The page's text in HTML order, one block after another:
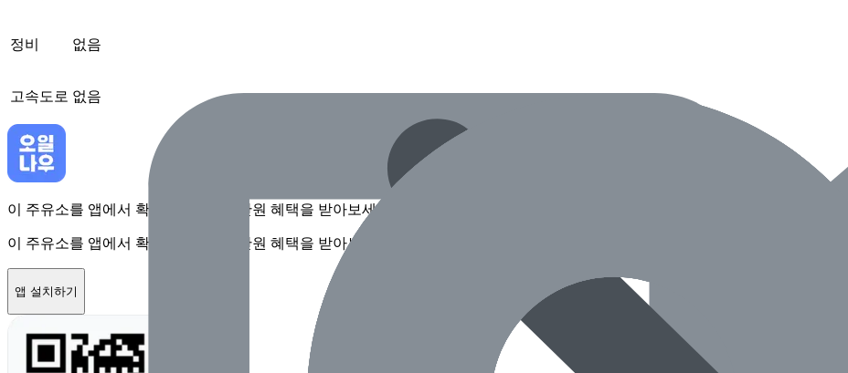
정비 없음
고속도로 없음
이 주유소를 앱에서 확인하고 최대 1만원 혜택을 받아보세요
이 주유소를 앱에서 확인하고 최대 1만원 혜택을 받아보세요
앱 설치하기